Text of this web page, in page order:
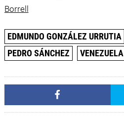
Borrell
EDMUNDO GONZÁLEZ URRUTIA
PEDRO SÁNCHEZ
VENEZUELA